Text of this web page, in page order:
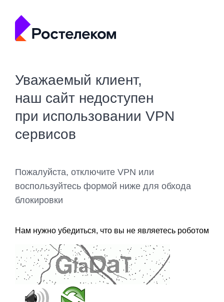
Уважаемый клиент,
наш сайт недоступен
при использовании VPN
сервисов
Пожалуйста, отключите VPN или
воспользуйтесь формой ниже для обхода
блокировки
Нам нужно убедиться, что вы не являетесь роботом